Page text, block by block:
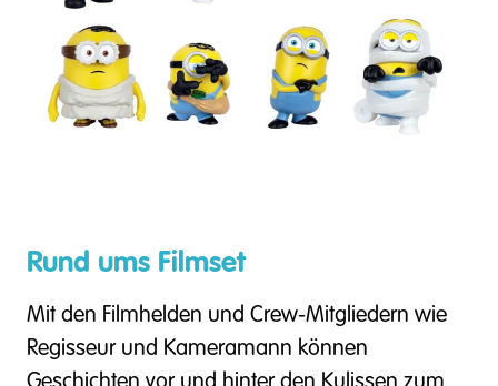
Rund ums Filmset
Mit den Filmhelden und Crew-Mitgliedern wie
Regisseur und Kameramann können